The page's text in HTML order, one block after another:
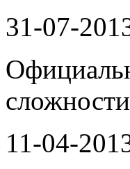
31-07-
11-04-